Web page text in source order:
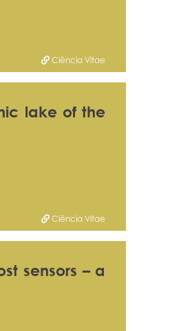
Ciência Vitae
lake of the
Ciência Vitae
sensors – a